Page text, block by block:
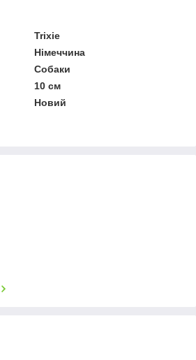
Trixie
Німеччина
Собаки
10 см
Новий